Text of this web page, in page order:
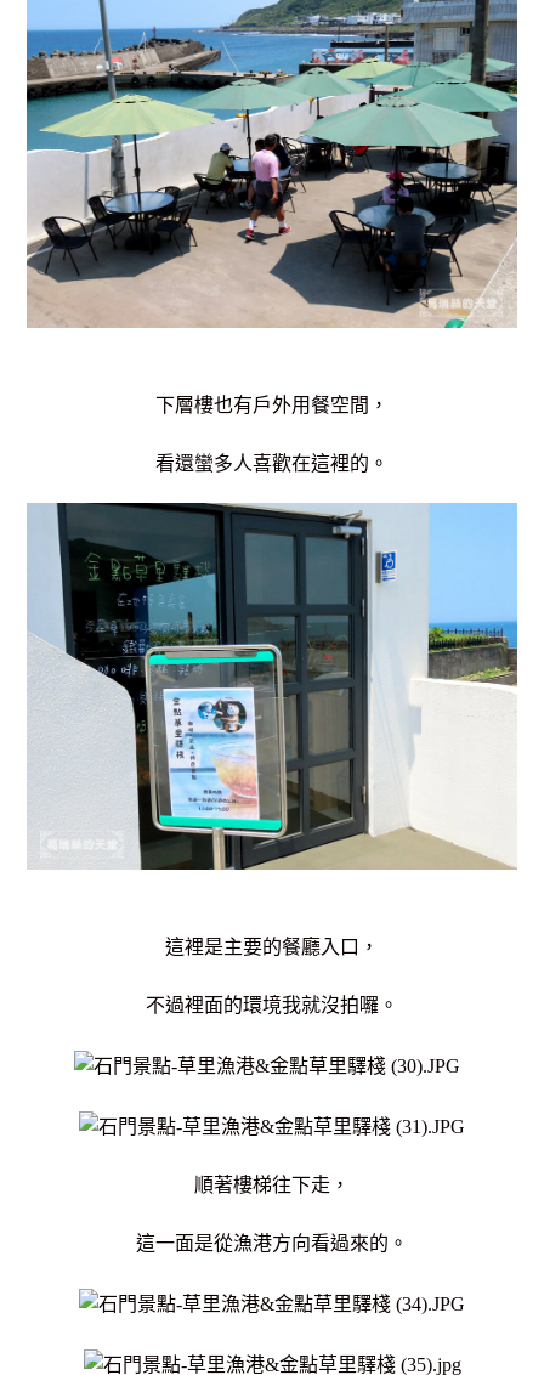
下層樓也有戶外用餐空間，
看還蠻多人喜歡在這裡的。
這裡是主要的餐廳入口，
不過裡面的環境我就沒拍囉。
順著樓梯往下走，
這一面是從漁港方向看過來的。